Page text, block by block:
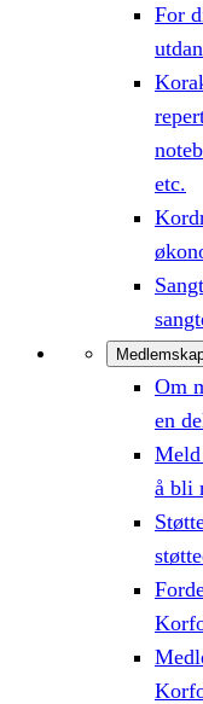
For
etc.
Om
en
å bli